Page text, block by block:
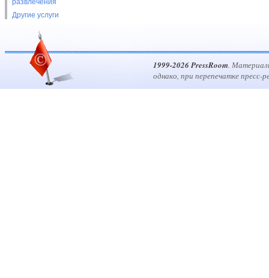
развлечения
Другие услуги
1999-2026 PressRoom.
однако, при перепечатке пресс-